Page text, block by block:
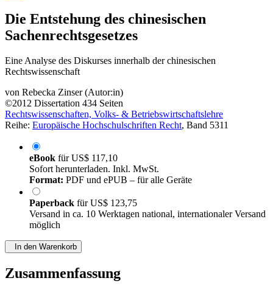
Die Entstehung des chinesischen
Sachenrechtsgesetzes
Eine Analyse des Diskurses innerhalb der chinesischen
Rechtswissenschaft
von Rebecka Zinser (Autor:in)
©2012 Dissertation 434 Seiten
Rechtswissenschaften, Volks- & Betriebswirtschaftslehre
Reihe: Europäische Hochschulschriften Recht, Band 5311
eBook fürUS$ 117,10
Sofort herunterladen. Inkl. MwSt.
Format: PDF und ePUB – für alle Geräte
Paperback fürUS$ 123,75
Versand in ca. 10 Werktagen national, internationaler Versand
möglich
In den Warenkorb
Zusammenfassung